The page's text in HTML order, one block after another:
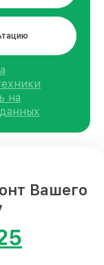
на
Вашего